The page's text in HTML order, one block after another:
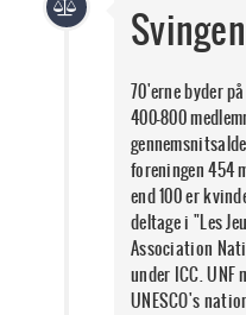
70'erne byder
400-800
foreningen 454
end 100 er
deltage i "Les
Association
under ICC.
UNESCO's